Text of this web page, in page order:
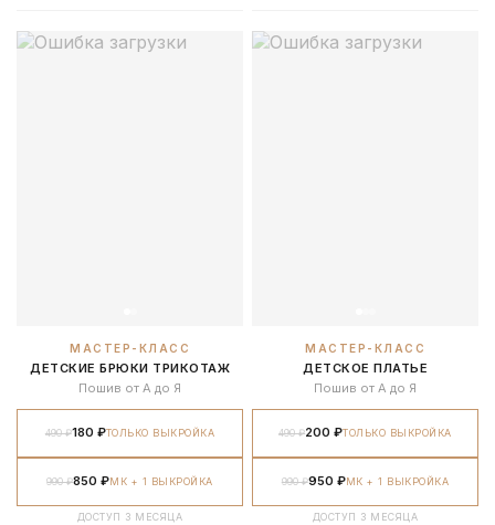
МАСТЕР-КЛАСС
ДЕТСКИЕ БРЮКИ ТРИКОТАЖ
Пошив от А до Я
490 ₽180 ₽ТОЛЬКО ВЫКРОЙКА
990 ₽850 ₽МК + 1 ВЫКРОЙКА
ДОСТУП 3 МЕСЯЦА
МАСТЕР-КЛАСС
ДЕТСКОЕ ПЛАТЬЕ
Пошив от А до Я
490 ₽200 ₽ТОЛЬКО ВЫКРОЙКА
990 ₽950 ₽МК + 1 ВЫКРОЙКА
ДОСТУП 3 МЕСЯЦА